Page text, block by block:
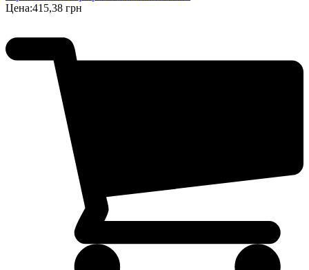
Цена:415,38 грн